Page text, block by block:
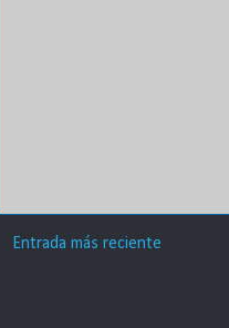
Entrada más reciente